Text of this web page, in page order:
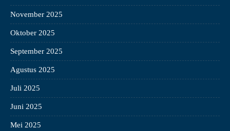
November 2025
Oktober 2025
September 2025
Agustus 2025
Juli 2025
Juni 2025
Mei 2025